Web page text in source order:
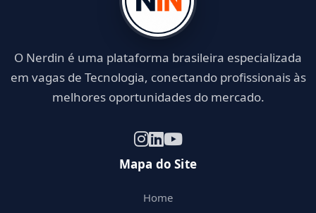
O Nerdin é uma plataforma brasileira especializada
em vagas de Tecnologia, conectando profissionais às
melhores oportunidades do mercado.
Mapa do Site
Home